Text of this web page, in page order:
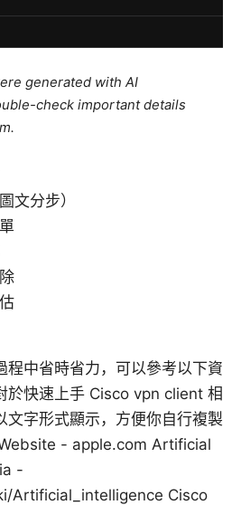
generated with AI
check important details
文分步）
程中省時省力，可以參考以下資
於快速上手 Cisco vpn client 相
文字形式顯示，方便你自行複製
- apple.com Artificial
-
Artificial_intelligence Cisco